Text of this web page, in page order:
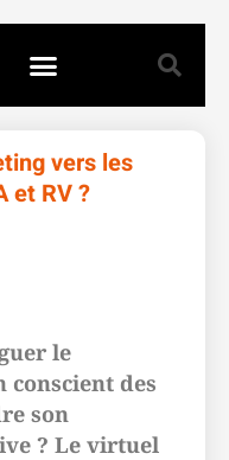
vers les
et RV ?
le
conscient des
son
? Le virtuel